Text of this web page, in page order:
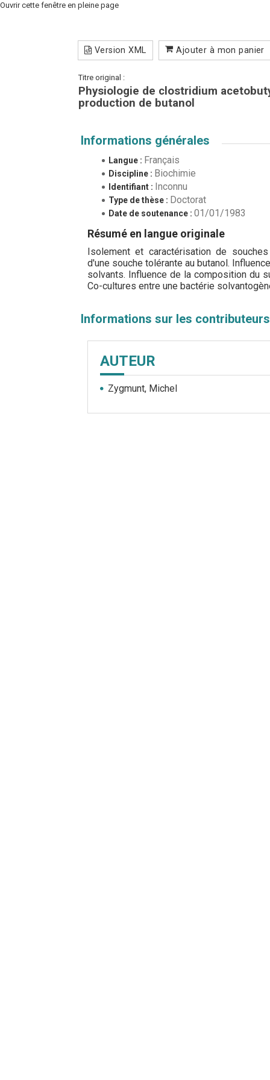
Ouvrir cette fenêtre en pleine page
Version XML Ajouter à mon panier
Titre original :
Physiologie de clostridium
production de butanol
Informations générales
Langue : Français
Discipline : Biochimie
Identifiant : Inconnu
Type de thèse : Doctorat
Date de soutenance : 01/01/1983
Résumé en langue originale
Isolement et caractérisation de
d'une souche tolérante au butanol.
solvants. Influence de la composition du
Co-cultures entre une bactérie
Informations sur les contributeurs
AUTEUR
Zygmunt, Michel